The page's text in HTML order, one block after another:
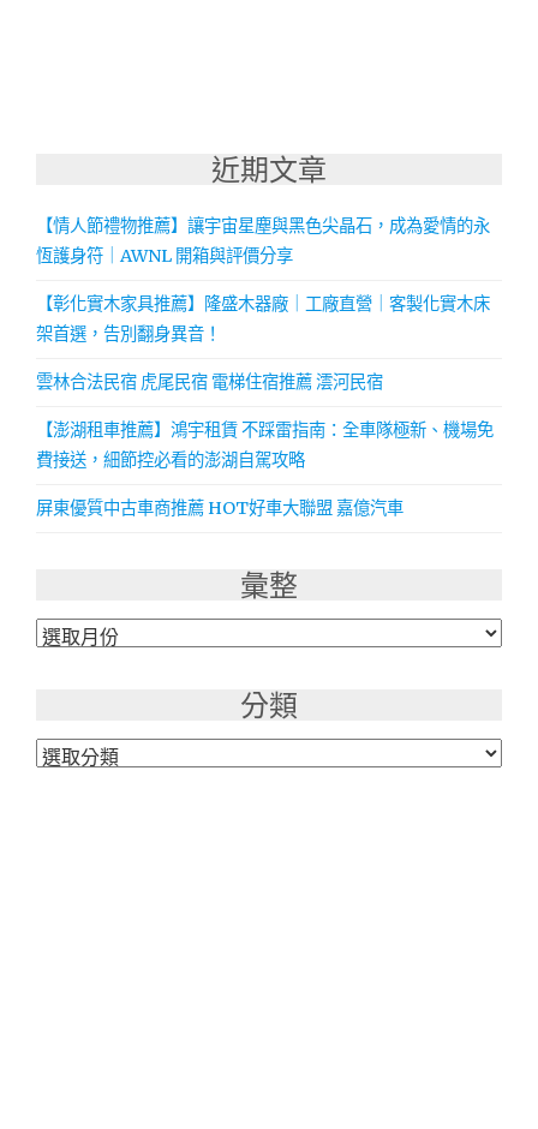
近期文章
【情人節禮物推薦】讓宇宙星塵與黑色尖晶石，成為愛情的永
恆護身符｜AWNL 開箱與評價分享
【彰化實木家具推薦】隆盛木器廠｜工廠直營｜客製化實木床
架首選，告別翻身異音！
雲林合法民宿 虎尾民宿 電梯住宿推薦 澐河民宿
【澎湖租車推薦】鴻宇租賃 不踩雷指南：全車隊極新、機場免
費接送，細節控必看的澎湖自駕攻略
屏東優質中古車商推薦 HOT好車大聯盟 嘉億汽車
彙整
彙
分類
分